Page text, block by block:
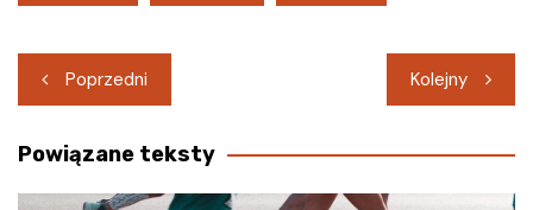
Nawigacja
wpisu
Poprzedni Kolejny
Powiązane teksty